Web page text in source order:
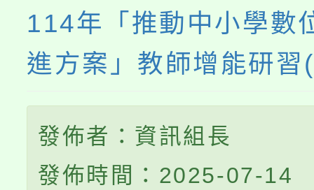
114年「推動中小學數
進方案」教師增能研習
發佈者：資訊組長
發佈時間：2025-07-14